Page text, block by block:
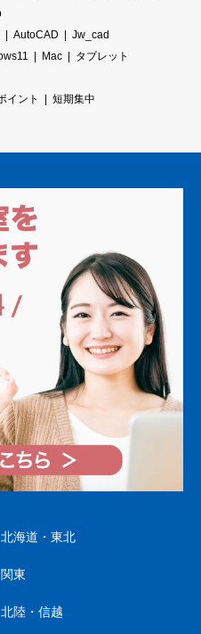
AutoCAD
Jw_cad
Mac
タブレット
イント
短期集中
北海道・東北
関東
北陸・信越